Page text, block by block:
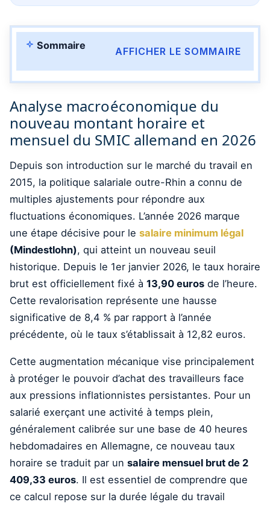
Sommaire AFFICHER LE SOMMAIRE
Analyse macroéconomique du
nouveau montant horaire et
mensuel du SMIC allemand en 2026
Depuis son introduction sur le marché du travail en
2015, la politique salariale outre-Rhin a connu de
multiples ajustements pour répondre aux
fluctuations économiques. L’année 2026 marque
une étape décisive pour le salaire minimum légal
(Mindestlohn), qui atteint un nouveau seuil
historique. Depuis le 1er janvier 2026, le taux horaire
brut est officiellement fixé à 13,90 euros de l’heure.
Cette revalorisation représente une hausse
significative de 8,4 % par rapport à l’année
précédente, où le taux s’établissait à 12,82 euros.
Cette augmentation mécanique vise principalement
à protéger le pouvoir d’achat des travailleurs face
aux pressions inflationnistes persistantes. Pour un
salarié exerçant une activité à temps plein,
généralement calibrée sur une base de 40 heures
hebdomadaires en Allemagne, ce nouveau taux
horaire se traduit par un salaire mensuel brut de 2
409,33 euros. Il est essentiel de comprendre que
ce calcul repose sur la durée légale du travail